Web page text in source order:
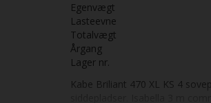
Egenvægt
Lasteevne
Totalvægt
Årgang
Lager nr.
Kabe Briliant 470 XL KS 4